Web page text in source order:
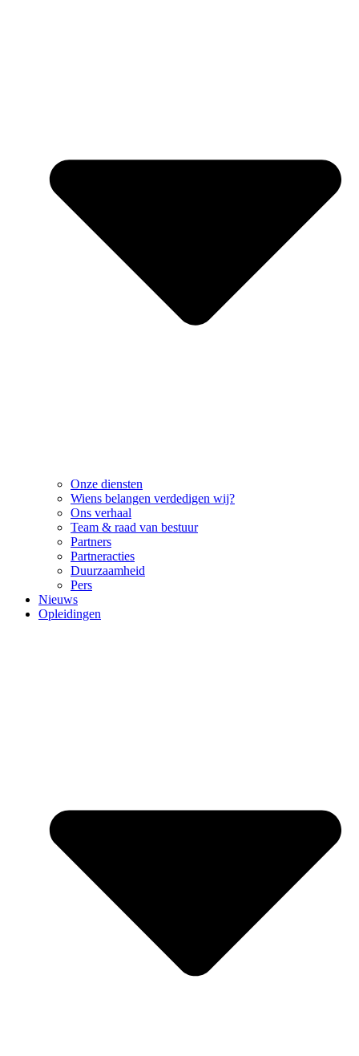
Onze diensten
Wiens belangen verdedigen wij?
Ons verhaal
Team & raad van bestuur
Partners
Partneracties
Duurzaamheid
Pers
Nieuws
Opleidingen